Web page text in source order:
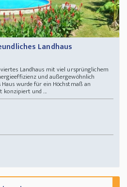
Landhaus
Landhaus mit viel ursprünglichem
und außergewöhnlich
wurde für ein Höchstmaß an
konzipiert und ...